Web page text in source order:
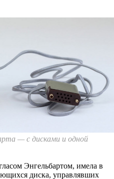
— с дисками и одной
Энгельбартом, имела в
диска, управлявших